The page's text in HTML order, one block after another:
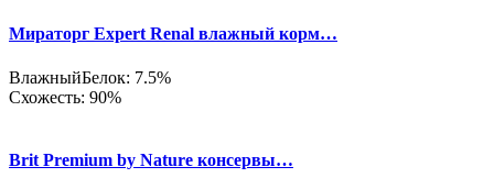
Мираторг Expert Renal влажный корм…
ВлажныйБелок: 7.5%
Схожесть: 90%
Brit Premium by Nature консервы…